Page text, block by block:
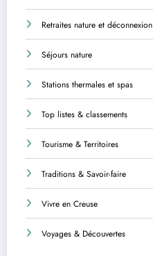
Retraites nature et déconnexion
Séjours nature
Stations thermales et spas
Top listes & classements
Tourisme & Territoires
Traditions & Savoir-faire
Vivre en Creuse
Voyages & Découvertes